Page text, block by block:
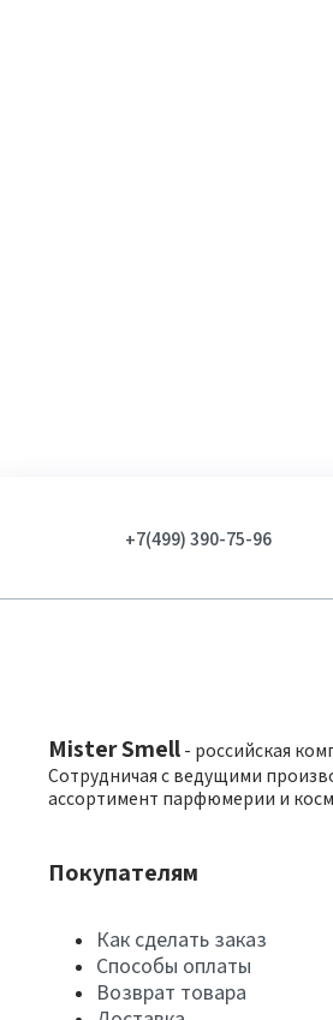
+7(499) 390-75-96
Mister Smell - российская
Сотрудничая с ведущими
ассортимент парфюмерии и
Покупателям
Как сделать заказ
Способы оплаты
Возврат товара